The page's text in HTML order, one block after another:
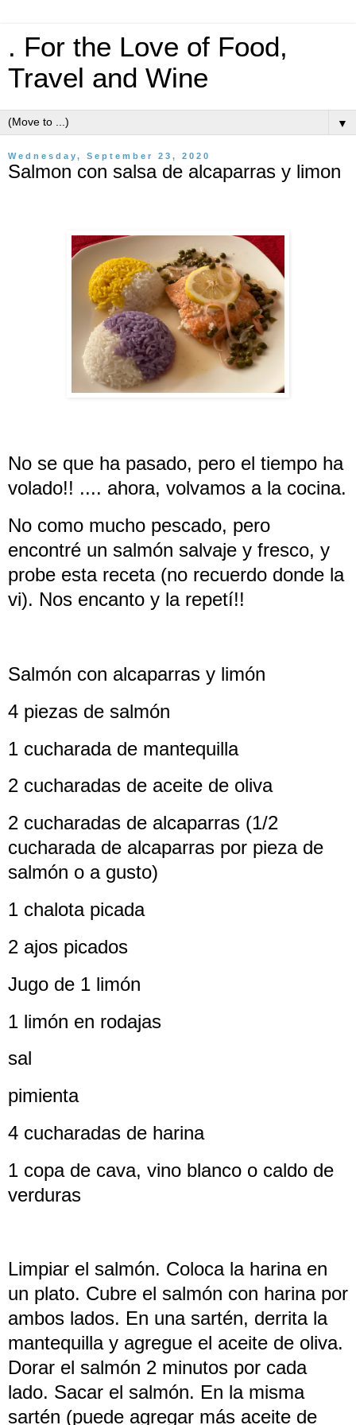
. For the Love of Food,
Travel and Wine
▼
Wednesday, September 23, 2020
Salmon con salsa de alcaparras y limon
No se que ha pasado, pero el tiempo ha
volado!! .... ahora, volvamos a la cocina.
No como mucho pescado, pero
encontré un salmón salvaje y fresco, y
probe esta receta (no recuerdo donde la
vi). Nos encanto y la repetí!!
Salmón con alcaparras y limón
4 piezas de salmón
1 cucharada de mantequilla
2 cucharadas de aceite de oliva
2 cucharadas de alcaparras (1/2
cucharada de alcaparras por pieza de
salmón o a gusto)
1 chalota picada
2 ajos picados
Jugo de 1 limón
1 limón en rodajas
sal
pimienta
4 cucharadas de harina
1 copa de cava, vino blanco o caldo de
verduras
Limpiar el salmón. Coloca la harina en
un plato. Cubre el salmón con harina por
ambos lados. En una sartén, derrita la
mantequilla y agregue el aceite de oliva.
Dorar el salmón 2 minutos por cada
lado. Sacar el salmón. En la misma
sartén (puede agregar más aceite de